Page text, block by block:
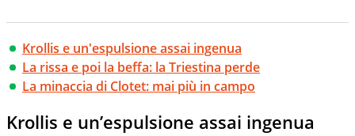
Krollis e un'espulsione assai ingenua
La rissa e poi la beffa: la Triestina perde
La minaccia di Clotet: mai più in campo
Krollis e un’espulsione assai ingenua